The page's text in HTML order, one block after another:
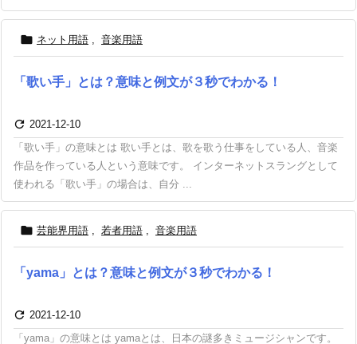
 ネット用語 , 音楽用語
「歌い手」とは？意味と例文が３秒でわかる！
 2021-12-10
「歌い手」の意味とは 歌い手とは、歌を歌う仕事をしている人、音楽
作品を作っている人という意味です。 インターネットスラングとして
使われる「歌い手」の場合は、自分 ...
 芸能界用語 , 若者用語 , 音楽用語
「yama」とは？意味と例文が３秒でわかる！
 2021-12-10
「yama」の意味とは yamaとは、日本の謎多きミュージシャンです。